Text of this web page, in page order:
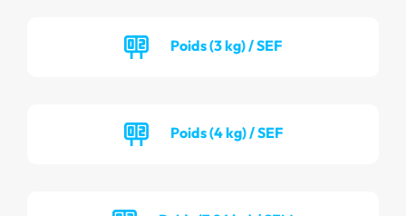
Poids (3 kg) / SEF
Poids (4 kg) / SEF